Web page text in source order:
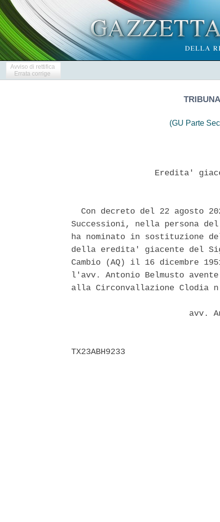
Avviso di rettifica
Errata corrige
(GU Parte
Eredita'
Con decreto del 22 agosto
Successioni, nella persona
ha nominato in sostituzione
della eredita' giacente del
Cambio (AQ) il 16 dicembre
l'avv. Antonio Belmusto
alla Circonvallazione Clodia
avv.